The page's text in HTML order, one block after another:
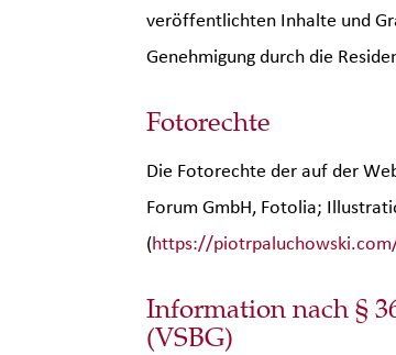
veröffentlichten Inhalte und
Genehmigung durch die
Fotorechte
Die Fotorechte der auf der
Forum GmbH, Fotolia;
(https://
Information nach §
(VSBG)